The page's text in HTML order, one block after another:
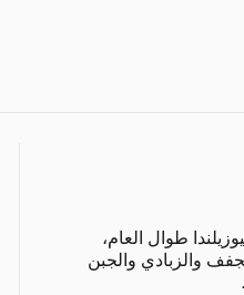
طوال العام،
والزبادي والجبن